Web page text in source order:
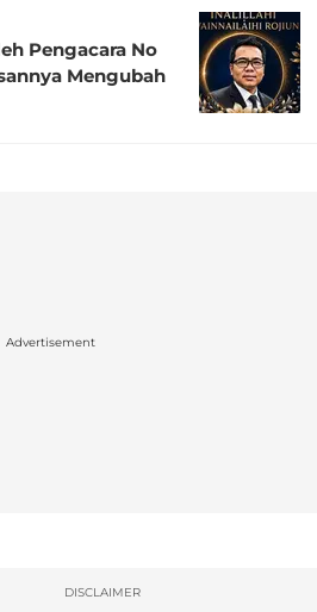
Pengacara No
Mengubah
Advertisement
DISCLAIMER